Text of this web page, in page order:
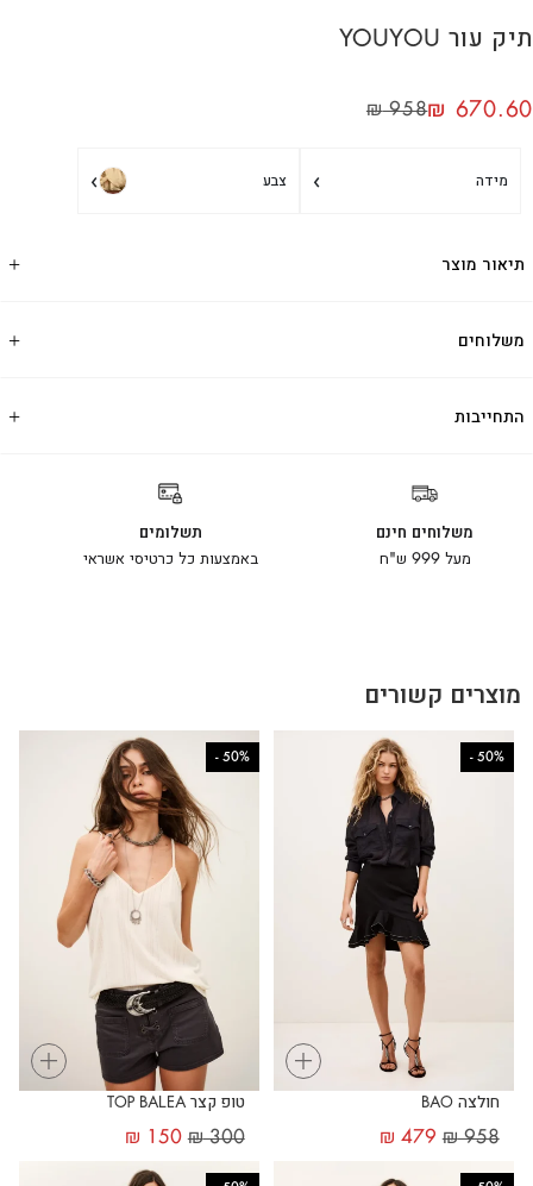
תיק עור YOUYOU
₪958₪ 670.60
מידה › צבע ›
תיאור מוצר
משלוחים
התחייבות
משלוחים חינם
מעל 999 ש"ח
תשלומים
באמצעות כל כרטיסי אשראי
מוצרים קשורים
+
50%
-
חולצה BAO
₪958
₪ 479
+
50%
-
טופ קצר TOP BALEA
₪300
₪ 150